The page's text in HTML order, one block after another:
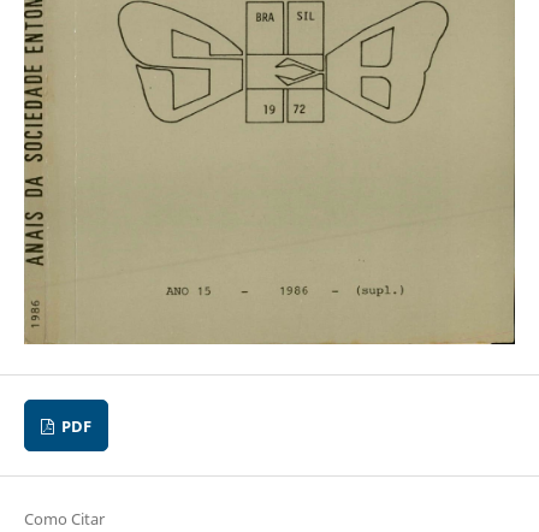
PDF
Como Citar